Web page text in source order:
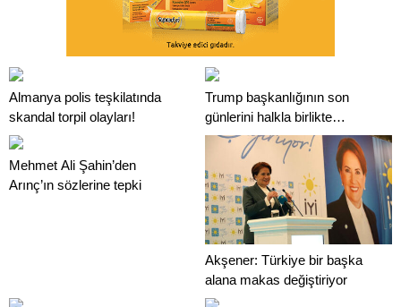
Almanya polis teşkilatında
skandal torpil olayları!
Trump başkanlığının son
günlerini halkla birlikte
geçiriyor
Mehmet Ali Şahin’den
Arınç’ın sözlerine tepki
Akşener: Türkiye bir başka
alana makas değiştiriyor